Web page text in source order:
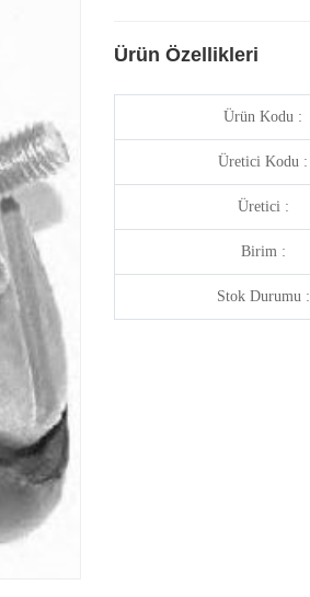
Ürün Özellikleri
Ürün Kodu :
Üretici Kodu :
Üretici :
Birim :
Stok Durumu :